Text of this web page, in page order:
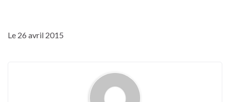
Le 26 avril 2015